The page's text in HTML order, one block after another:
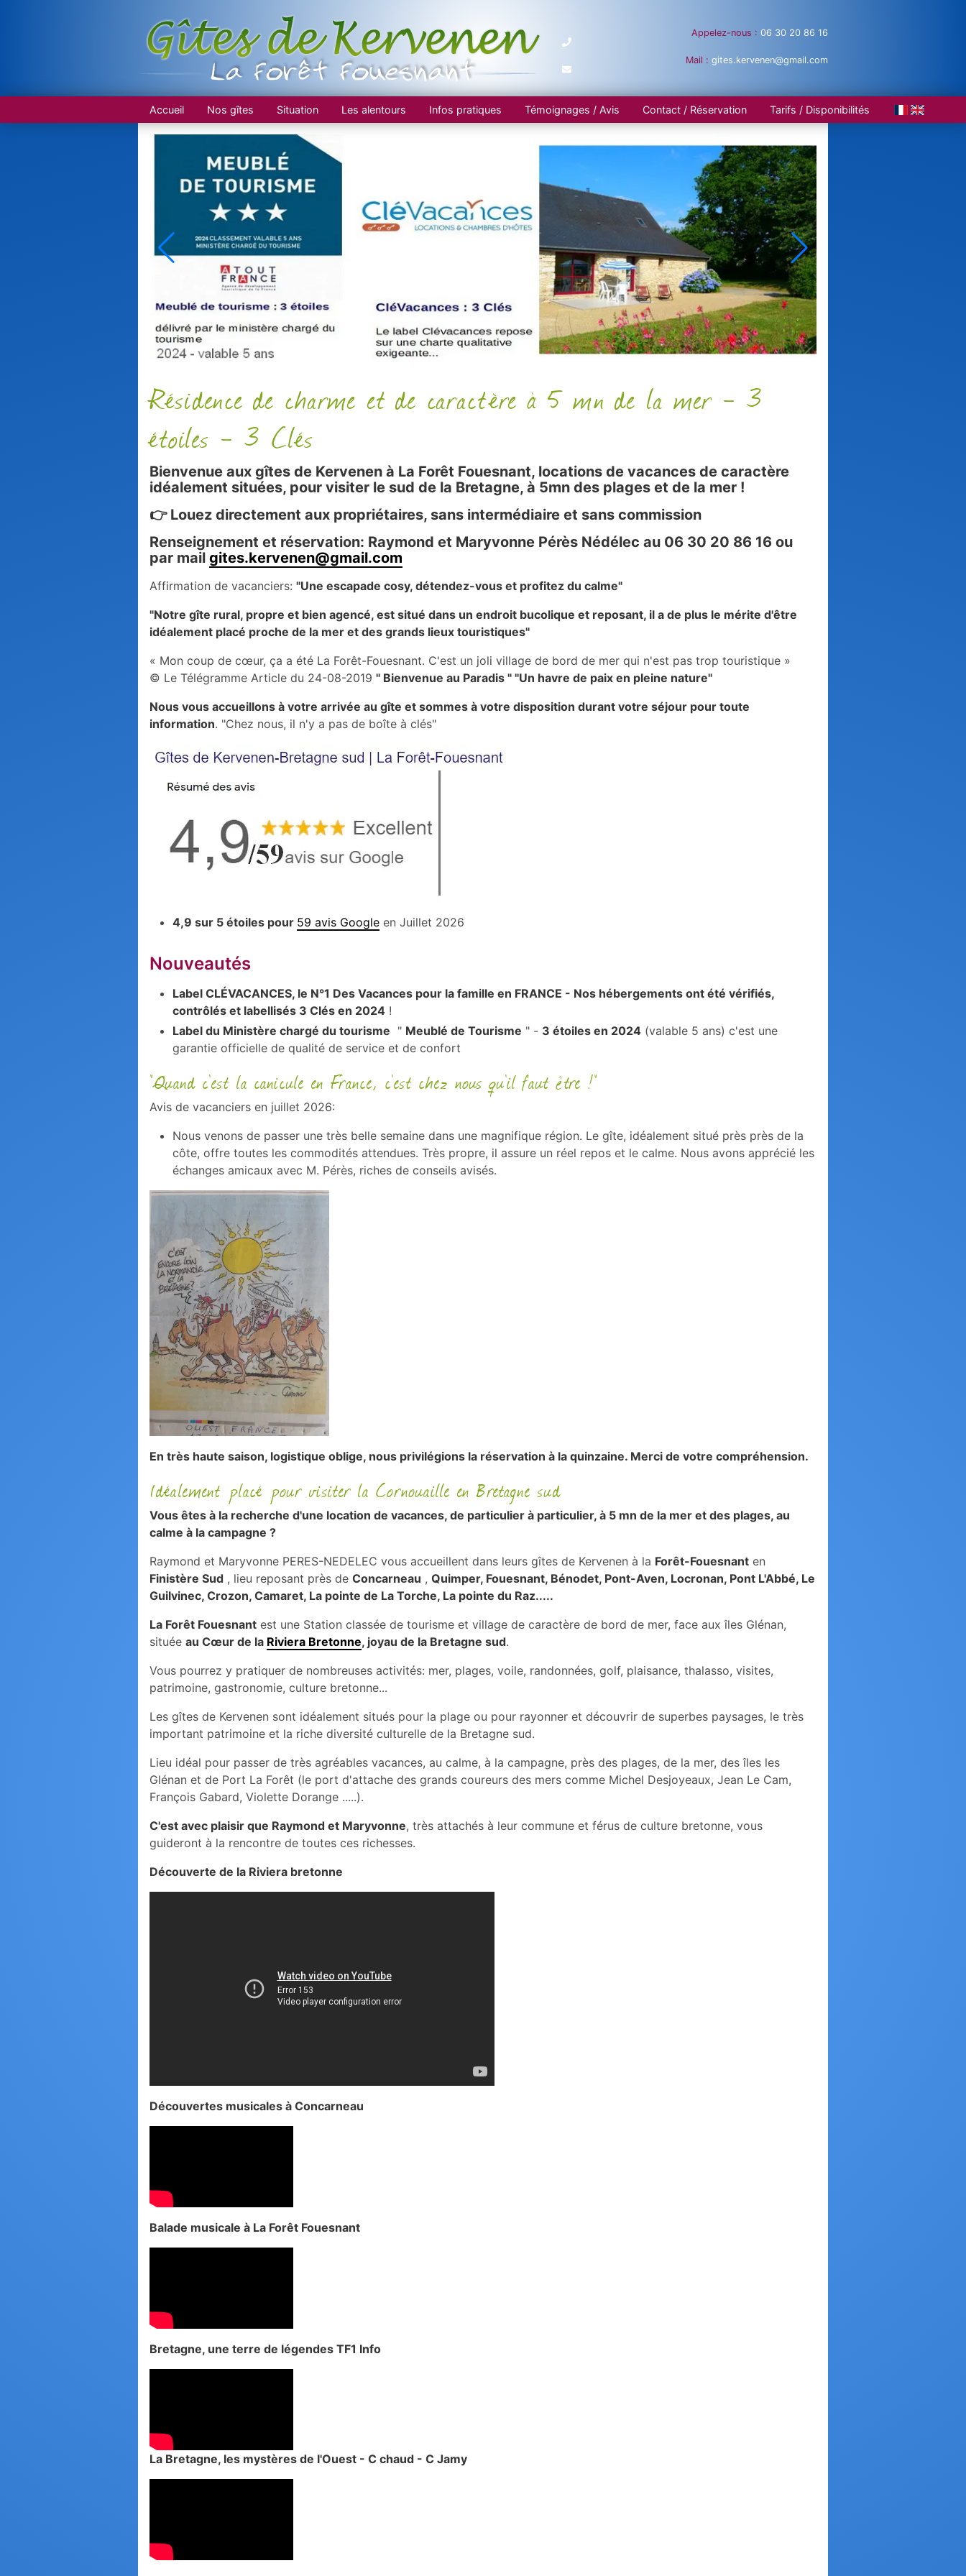
Appelez-nous : 06 30 20 86 16
Mail : gites.kervenen@gmail.com
Accueil Nos gîtes Situation Les alentours Infos pratiques Témoignages / Avis Contact / Réservation Tarifs / Disponibilités
Résidence de charme et de caractère à 5 mn de la mer - 3
étoiles - 3 Clés
Bienvenue aux gîtes de Kervenen à La Forêt Fouesnant, locations de vacances de caractère
idéalement situées, pour visiter le sud de la Bretagne, à 5mn des plages et de la mer !
👉 Louez directement aux propriétaires, sans intermédiaire et sans commission
Renseignement et réservation: Raymond et Maryvonne Pérès Nédélec au 06 30 20 86 16 ou
par mail gites.kervenen@gmail.com
Affirmation de vacanciers: "Une escapade cosy, détendez-vous et profitez du calme"
"Notre gîte rural, propre et bien agencé, est situé dans un endroit bucolique et reposant, il a de plus le mérite d'être
idéalement placé proche de la mer et des grands lieux touristiques"
« Mon coup de cœur, ça a été La Forêt-Fouesnant. C'est un joli village de bord de mer qui n'est pas trop touristique »
© Le Télégramme Article du 24-08-2019 " Bienvenue au Paradis " "Un havre de paix en pleine nature"
Nous vous accueillons à votre arrivée au gîte et sommes à votre disposition durant votre séjour pour toute
information. "Chez nous, il n'y a pas de boîte à clés"
4,9 sur 5 étoiles pour 59 avis Google en Juillet 2026
Nouveautés
Label CLÉVACANCES, le N°1 Des Vacances pour la famille en FRANCE - Nos hébergements ont été vérifiés,
contrôlés et labellisés 3 Clés en 2024 !
Label du Ministère chargé du tourisme " Meublé de Tourisme " - 3 étoiles en 2024 (valable 5 ans) c'est une
garantie officielle de qualité de service et de confort
"Quand c'est la canicule en France, c'est chez nous qu'il faut être !"
Avis de vacanciers en juillet 2026:
Nous venons de passer une très belle semaine dans une magnifique région. Le gîte, idéalement situé près près de la
côte, offre toutes les commodités attendues. Très propre, il assure un réel repos et le calme. Nous avons apprécié les
échanges amicaux avec M. Pérès, riches de conseils avisés.
En très haute saison, logistique oblige, nous privilégions la réservation à la quinzaine. Merci de votre compréhension.
Idéalement placé pour visiter la Cornouaille en Bretagne sud
Vous êtes à la recherche d'une location de vacances, de particulier à particulier, à 5 mn de la mer et des plages, au
calme à la campagne ?
Raymond et Maryvonne PERES-NEDELEC vous accueillent dans leurs gîtes de Kervenen à la Forêt-Fouesnant en
Finistère Sud , lieu reposant près de Concarneau , Quimper, Fouesnant, Bénodet, Pont-Aven, Locronan, Pont L'Abbé, Le
Guilvinec, Crozon, Camaret, La pointe de La Torche, La pointe du Raz.....
La Forêt Fouesnant est une Station classée de tourisme et village de caractère de bord de mer, face aux îles Glénan,
située au Cœur de la Riviera Bretonne, joyau de la Bretagne sud.
Vous pourrez y pratiquer de nombreuses activités: mer, plages, voile, randonnées, golf, plaisance, thalasso, visites,
patrimoine, gastronomie, culture bretonne...
Les gîtes de Kervenen sont idéalement situés pour la plage ou pour rayonner et découvrir de superbes paysages, le très
important patrimoine et la riche diversité culturelle de la Bretagne sud.
Lieu idéal pour passer de très agréables vacances, au calme, à la campagne, près des plages, de la mer, des îles les
Glénan et de Port La Forêt (le port d'attache des grands coureurs des mers comme Michel Desjoyeaux, Jean Le Cam,
François Gabard, Violette Dorange .....).
C'est avec plaisir que Raymond et Maryvonne, très attachés à leur commune et férus de culture bretonne, vous
guideront à la rencontre de toutes ces richesses.
Découverte de la Riviera bretonne
Découvertes musicales à Concarneau
Balade musicale à La Forêt Fouesnant
Bretagne, une terre de légendes TF1 Info
La Bretagne, les mystères de l'Ouest - C chaud - C Jamy